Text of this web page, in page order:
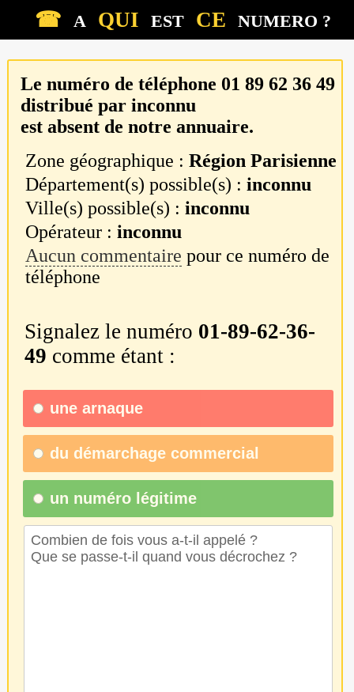
☎ A QUI EST CE NUMERO ?
Le numéro de téléphone 01 89 62 36 49
distribué par inconnu
est absent de notre annuaire.
Zone géographique :Région Parisienne
Département(s) possible(s) :inconnu
Ville(s) possible(s) :inconnu
Opérateur :inconnu
Aucun commentaire pour ce numéro de
téléphone
Signalez le numéro 01-89-62-36-
49 comme étant :
une arnaque
du démarchage commercial
un numéro légitime